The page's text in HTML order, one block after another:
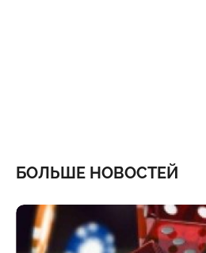
БОЛЬШЕ НОВОСТЕЙ